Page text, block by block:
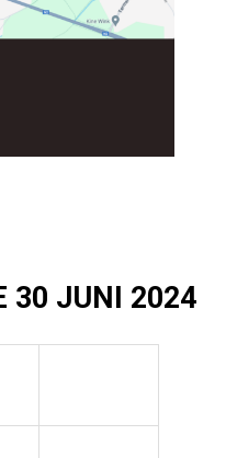
30 JUNI 2024